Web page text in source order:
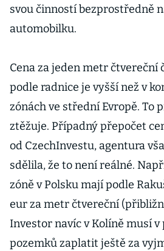
svou činností bezprostředně
automobilku.
Cena za jeden metr čtvereční
podle radnice je vyšší než v
zónách ve střední Evropě. To
ztěžuje. Případný přepočet
od CzechInvestu, agentura
sdělila, že to není reálné.
zóně v Polsku mají podle
eur za metr čtvereční
Investor navíc v Kolíně musí
pozemků zaplatit ještě za